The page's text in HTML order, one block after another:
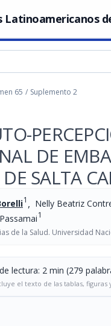
Latinoamericanos
65 / Suplemento 2
DE
SALTA
1 , Nelly Beatriz
1
de la Salud. Universidad
lectura: 2 min (279
el texto de las tablas, figuras